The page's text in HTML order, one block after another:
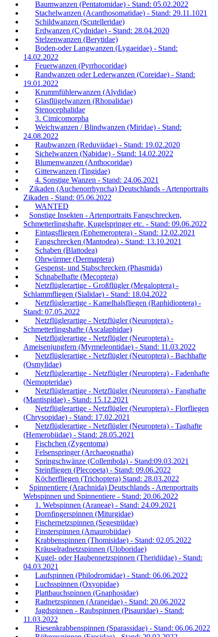
Baumwanzen (Pentatomidae) - Stand: 05.02.2022
Stachelwanzen (Acanthosomatidae) - Stand: 29.11.1021
Schildwanzen (Scutelleridae)
Erdwanzen (Cydnidae) - Stand: 28.04.2020
Stelzenwanzen (Berytidae)
Boden-oder Langwanzen (Lygaeidae) - Stand:
14.02.2022
Feuerwanzen (Pyrrhocoridae)
Randwanzen oder Lederwanzen (Coreidae) - Stand:
19.01.2022
Krummfühlerwanzen (Alydidae)
Glasflügelwanzen (Rhopalidae)
Stenocephalidae
3. Cimicomorpha
Weichwanzen / Blindwanzen (Miridae) - Stand:
24.08.2022
Raubwanzen (Reduviidae) - Stand: 19.02.2020
Sichelwanzen (Nabidae) - Stand: 14.02.2022
Blumenwanzen (Anthocoridae)
Gitterwanzen (Tingidae)
4. Sonstige Wanzen - Stand: 24.06.2021
Zikaden (Auchenorrhyncha) Deutschlands - Artenportraits
Zikaden - Stand: 05.06.2022
WANTED
Sonstige Insekten - Artenportraits Fangschrecken,
Schmetterlingshafte, Kugelspringer etc. - Stand: 09.06.2022
Eintagsfliegen (Ephemeroptera) - Stand: 12.02.2021
Fangschrecken (Mantodea) - Stand: 13.10.2021
Schaben (Blattodea)
Ohrwürmer (Dermaptera)
Gespenst- und Stabschrecken (Phasmida)
Schnabelhafte (Mecoptera)
Netzflüglerartige - Großflügler (Megaloptera) -
Schlammfliegen (Sialidae) - Stand: 18.04.2022
Netzflüglerartige - Kamelhalsfliegen (Raphidioptera) -
Stand: 07.05.2022
Netzflüglerartige - Netzflügler (Neuroptera) -
Schmetterlingshafte (Ascalaphidae)
Netzflüglerartige - Netzflügler (Neuroptera) -
Ameisenjungfern (Myrmeleontidae) - Stand: 11.03.2022
Netzflüglerartige - Netzflügler (Neuroptera) - Bachhafte
(Osmylidae)
Netzflüglerartige - Netzflügler (Neuroptera) - Fadenhafte
(Nemopteridae)
Netzflüglerartige - Netzflügler (Neuroptera) - Fanghafte
(Mantispidae) - Stand: 15.12.2021
Netzflüglerartige - Netzflügler (Neuroptera) - Florfliegen
(Chrysopidae) - Stand: 17.02.2021
Netzflüglerartige - Netzflügler (Neuroptera) - Taghafte
(Hemerobiidae) - Stand: 28.05.2021
Fischchen (Zygentoma)
Felsenspringer (Archaeognatha)
Springschwänze (Collembola) - Stand:09.03.2021
Steinfliegen (Plecopeta) - Stand: 09.06.2022
Köcherfliegen (Trichoptera) Stand: 28.03.2022
Spinnentiere (Arachnida) Deutschlands - Artenportraits
Webspinnen und Spinnentiere - Stand: 20.06.2022
1. Webspinnen (Araneae) - Stand: 24.09.2021
Dornfingerspinnen (Miturgidae)
Fischernetzspinnen (Segestriidae)
Finsterspinnen (Amaurobiidae)
Krabbenspinnen (Thomisidae) - Stand: 02.05.2022
Kräuselradnetzspinnen (Uloboridae)
Kugel- oder Haubennetzspinnen (Theridiidae) - Stand:
04.03.2021
Laufspinnen (Philodromidae) - Stand: 06.06.2022
Luchsspinnen (Oxyopidae)
Plattbauchspinnen (Gnaphosidae)
Radnetzspinnen (Araneidae) - Stand: 20.06.2022
Jagdspinnen - Raubspinnen (Pisauridae) - Stand:
11.03.2022
Riesenkrabbenspinnen (Sparassidae) - Stand: 06.06.2022